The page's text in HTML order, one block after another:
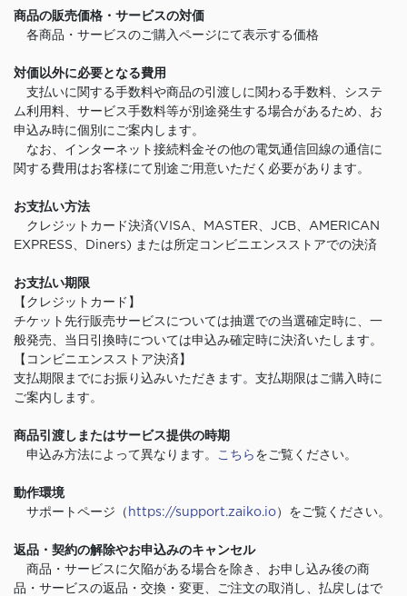
商品の販売価格・サービスの対価
各商品・サービスのご購入ページにて表示する価格
対価以外に必要となる費用
支払いに関する手数料や商品の引渡しに関わる手数料、システ
ム利用料、サービス手数料等が別途発生する場合があるため、お
申込み時に個別にご案内します。
なお、インターネット接続料金その他の電気通信回線の通信に
関する費用はお客様にて別途ご用意いただく必要があります。
お支払い方法
クレジットカード決済(VISA、MASTER、JCB、AMERICAN
EXPRESS、Diners) または所定コンビニエンスストアでの決済
お支払い期限
【クレジットカード】
チケット先行販売サービスについては抽選での当選確定時に、一
般発売、当日引換時については申込み確定時に決済いたします。
【コンビニエンスストア決済】
支払期限までにお振り込みいただきます。支払期限はご購入時に
ご案内します。
商品引渡しまたはサービス提供の時期
申込み方法によって異なります。
こちらをご覧ください。
動作環境
サポートページ（ https://support.zaiko.io）をご覧ください。
返品・契約の解除やお申込みのキャンセル
商品・サービスに欠陥がある場合を除き、お申し込み後の商
品・サービスの返品・交換・変更、ご注文の取消し、払戻しはで